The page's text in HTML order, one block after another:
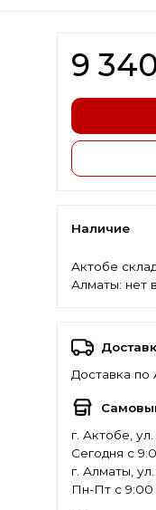
9
Наличие
Актобе
Алматы: нет
Доставка по
г. Актобе,
Сегодня с
г. Алматы,
Пн-Пт с 9:00